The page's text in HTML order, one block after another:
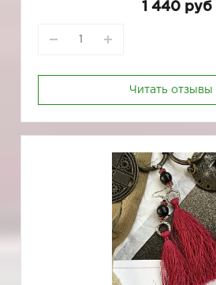
1 440 руб
Читать отзывы